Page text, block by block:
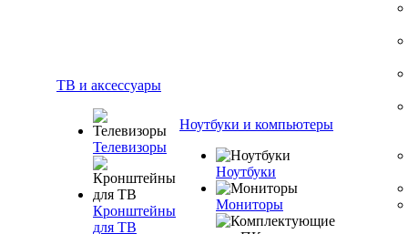
ТВ и аксессуары
Телевизоры
Кронштейны
для ТВ
Ноутбуки и компьютеры
Ноутбуки
Мониторы